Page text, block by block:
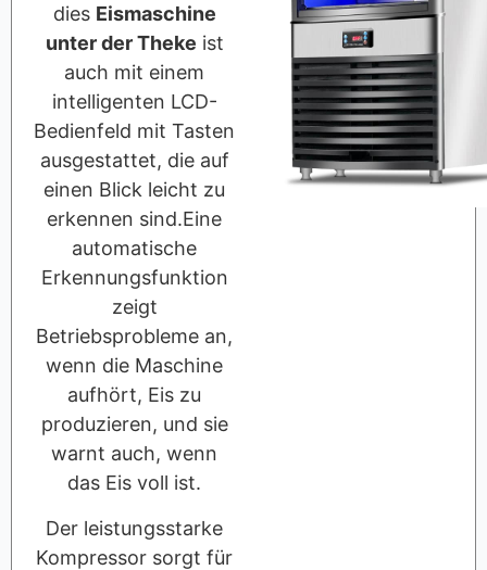
dies Eismaschine
unter der Theke ist
auch mit einem
intelligenten LCD-
Bedienfeld mit Tasten
ausgestattet, die auf
einen Blick leicht zu
erkennen sind.Eine
automatische
Erkennungsfunktion
zeigt
Betriebsprobleme an,
wenn die Maschine
aufhört, Eis zu
produzieren, und sie
warnt auch, wenn
das Eis voll ist.
Der leistungsstarke
Kompressor sorgt für